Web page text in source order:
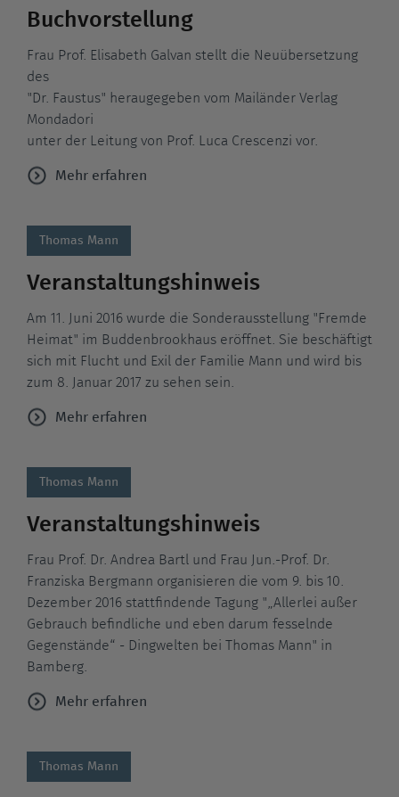
Buchvorstellung
Frau Prof. Elisabeth Galvan stellt die Neuübersetzung
des
"Dr. Faustus" heraugegeben vom Mailänder Verlag
Mondadori
unter der Leitung von Prof. Luca Crescenzi vor.
Mehr erfahren
Thomas Mann
Veranstaltungshinweis
Am 11. Juni 2016 wurde die Sonderausstellung "Fremde
Heimat" im Buddenbrookhaus eröffnet. Sie beschäftigt
sich mit Flucht und Exil der Familie Mann und wird bis
zum 8. Januar 2017 zu sehen sein.
Mehr erfahren
Thomas Mann
Veranstaltungshinweis
Frau Prof. Dr. Andrea Bartl und Frau Jun.-Prof. Dr.
Franziska Bergmann organisieren die vom 9. bis 10.
Dezember 2016 stattfindende Tagung "„Allerlei außer
Gebrauch befindliche und eben darum fesselnde
Gegenstände“ - Dingwelten bei Thomas Mann" in
Bamberg.
Mehr erfahren
Thomas Mann